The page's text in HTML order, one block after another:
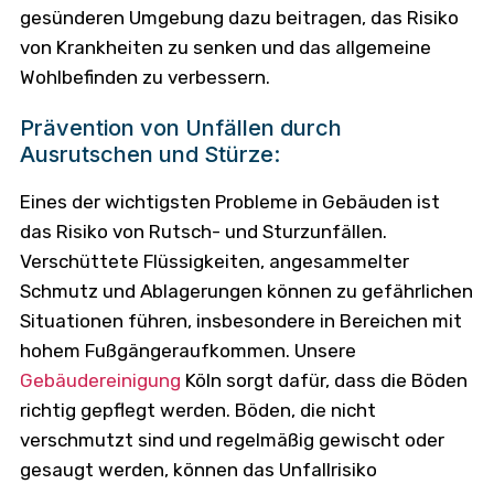
gesünderen Umgebung dazu beitragen, das Risiko
von Krankheiten zu senken und das allgemeine
Wohlbefinden zu verbessern.
Prävention von Unfällen durch
Ausrutschen und Stürze:
Eines der wichtigsten Probleme in Gebäuden ist
das Risiko von Rutsch- und Sturzunfällen.
Verschüttete Flüssigkeiten, angesammelter
Schmutz und Ablagerungen können zu gefährlichen
Situationen führen, insbesondere in Bereichen mit
hohem Fußgängeraufkommen. Unsere
Gebäudereinigung Köln sorgt dafür, dass die Böden
richtig gepflegt werden. Böden, die nicht
verschmutzt sind und regelmäßig gewischt oder
gesaugt werden, können das Unfallrisiko